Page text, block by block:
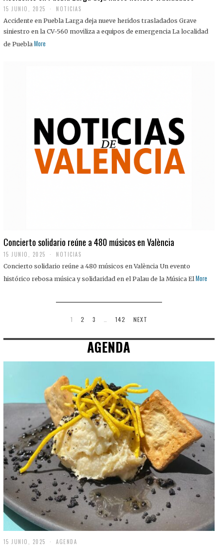
15 JUNIO, 2025 NOTICIAS
Accidente en Puebla Larga deja nueve heridos trasladados Grave
siniestro en la CV-560 moviliza a equipos de emergencia La localidad
de Puebla More
Concierto solidario reúne a 480 músicos en València
15 JUNIO, 2025 NOTICIAS
Concierto solidario reúne a 480 músicos en València Un evento
histórico rebosa música y solidaridad en el Palau de la Música El More
1 2 3 142 NEXT
AGENDA
15 JUNIO, 2025 AGENDA